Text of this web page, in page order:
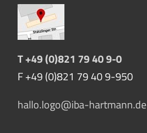
T +49 (0)821 79 40 9-0
F +49 (0)821 79 40 9-950
hallo.logo@iba-hartmann.de